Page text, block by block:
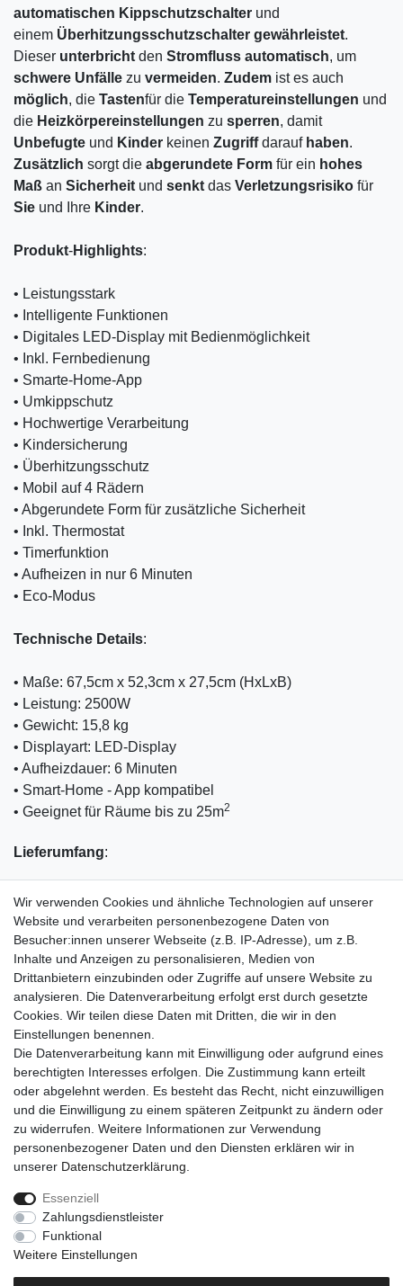
automatischen Kippschutzschalter und
einem Überhitzungsschutzschalter gewährleistet.
Dieser unterbricht den Stromfluss automatisch, um
schwere Unfälle zu vermeiden. Zudem ist es auch
möglich, die Tastenfür die Temperatureinstellungen und
die Heizkörpereinstellungen zu sperren, damit
Unbefugte und Kinder keinen Zugriffdarauf haben.
Zusätzlich sorgt die abgerundete Form für ein hohes
Maß an Sicherheit und senkt das Verletzungsrisiko für
Sie und Ihre Kinder.
Produkt-Highlights:
• Leistungsstark
• Intelligente Funktionen
• Digitales LED-Display mit Bedienmöglichkeit
• Inkl. Fernbedienung
• Smarte-Home-App
• Umkippschutz
• Hochwertige Verarbeitung
• Kindersicherung
• Überhitzungsschutz
• Mobil auf 4 Rädern
• Abgerundete Form für zusätzliche Sicherheit
• Inkl. Thermostat
• Timerfunktion
• Aufheizen in nur 6 Minuten
• Eco-Modus
Technische Details:
• Maße: 67,5cm x 52,3cm x 27,5cm (HxLxB)
• Leistung: 2500W
• Gewicht: 15,8 kg
• Displayart: LED-Display
• Aufheizdauer: 6 Minuten
• Smart-Home - App kompatibel
• Geeignet für Räume bis zu 25m2
Lieferumfang:
• 1x Ölradiator
• 1x Fernbedienung
• 1x Betriebsanleitung
Einkaufen
Zahlungsarten
Versandarten & -kosten
Warenkorb
Mein Konto
Anmelden
Registrieren
Unternehmen
Kontakt
Wir verwenden Cookies und ähnliche Technologien auf unserer
Website und verarbeiten personenbezogene Daten von
Besucher:innen unserer Webseite (z.B. IP-Adresse), um z.B.
Inhalte und Anzeigen zu personalisieren, Medien von
Drittanbietern einzubinden oder Zugriffe auf unsere Website zu
analysieren. Die Datenverarbeitung erfolgt erst durch gesetzte
Cookies. Wir teilen diese Daten mit Dritten, die wir in den
Einstellungen benennen.
Die Datenverarbeitung kann mit Einwilligung oder aufgrund eines
berechtigten Interesses erfolgen. Die Zustimmung kann erteilt
oder abgelehnt werden. Es besteht das Recht, nicht einzuwilligen
und die Einwilligung zu einem späteren Zeitpunkt zu ändern oder
zu widerrufen. Weitere Informationen zur Verwendung
personenbezogener Daten und den Diensten erklären wir in
unserer Daten­schutz­erklärung
Essenziell
Zahlungsdienstleister
Funktional
Weitere Einstellungen